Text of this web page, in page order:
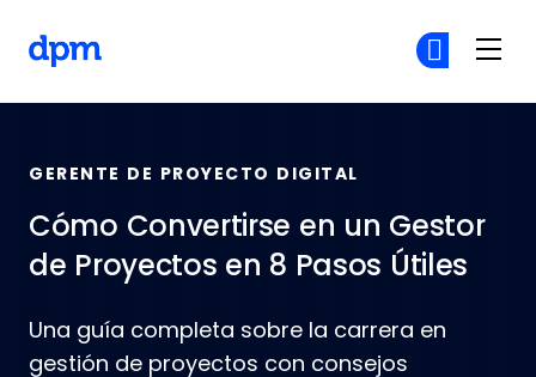
GERENTE DE PROYECTO DIGITAL
Cómo Convertirse en un Gestor
de Proyectos en 8 Pasos Útiles
Una guía completa sobre la carrera en
gestión de proyectos con consejos